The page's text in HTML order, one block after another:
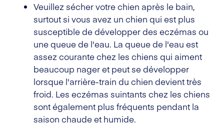
Veuillez sécher votre chien après le bain,
surtout si vous avez un chien qui est plus
susceptible de développer des eczémas ou
une queue de l'eau. La queue de l'eau est
assez courante chez les chiens qui aiment
beaucoup nager et peut se développer
lorsque l'arrière-train du chien devient très
froid. Les eczémas suintants chez les chiens
sont également plus fréquents pendant la
saison chaude et humide.